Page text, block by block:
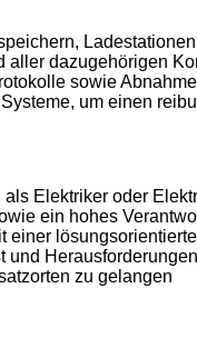
aller dazugehörigen
sowie
um einen
Elektriker oder
ein hohes
einer
zu gelangen